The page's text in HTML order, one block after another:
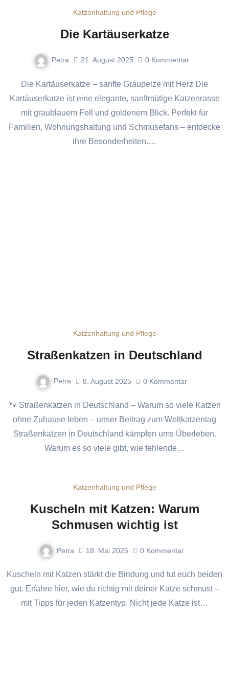
Katzenhaltung und Pflege
Die Kartäuserkatze
Petra 21. August 2025 0 Kommentar
Die Kartäuserkatze – sanfte Graupelze mit Herz Die
Kartäuserkatze ist eine elegante, sanftmütige Katzenrasse
mit graublauem Fell und goldenem Blick. Perfekt für
Familien, Wohnungshaltung und Schmusefans – entdecke
ihre Besonderheiten.…
Katzenhaltung und Pflege
Straßenkatzen in Deutschland
Petra 8. August 2025 0 Kommentar
🐾 Straßenkatzen in Deutschland – Warum so viele Katzen
ohne Zuhause leben – unser Beitrag zum Weltkatzentag
Straßenkatzen in Deutschland kämpfen ums Überleben.
Warum es so viele gibt, wie fehlende…
Katzenhaltung und Pflege
Kuscheln mit Katzen: Warum
Schmusen wichtig ist
Petra 18. Mai 2025 0 Kommentar
Kuscheln mit Katzen stärkt die Bindung und tut euch beiden
gut. Erfahre hier, wie du richtig mit deiner Katze schmust –
mit Tipps für jeden Katzentyp. Nicht jede Katze ist…